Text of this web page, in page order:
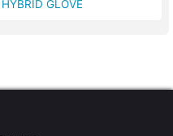
HYBRID GLOVE